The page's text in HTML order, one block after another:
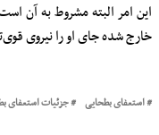
این امر البته مشروط به آن
خارج شده جای او را نیروی
استعفای بطحایی جزئیات استعفای